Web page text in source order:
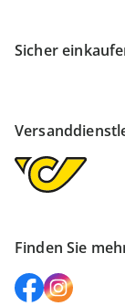
Sicher
Finden Sie